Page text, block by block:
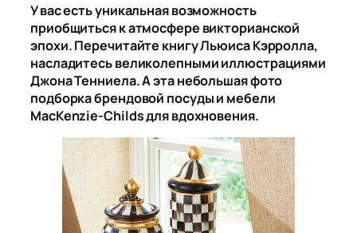
У вас есть уникальная возможность
приобщиться к атмосфере викторианской
эпохи. Перечитайте книгу Льюиса Кэрролла,
насладитесь великолепными иллюстрациями
Джона Тенниела. А эта небольшая фото
подборка брендовой посуды и мебели
MacKenzie-Childs для вдохновения.